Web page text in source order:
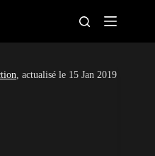
féminine
, actualisé le 15 Jan 2019